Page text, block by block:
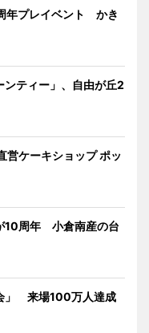
年プレイベント かき
ンティー」、自由が丘2
営ケーキショップ ポッ
10周年 小倉南産の台
」 来場100万人達成